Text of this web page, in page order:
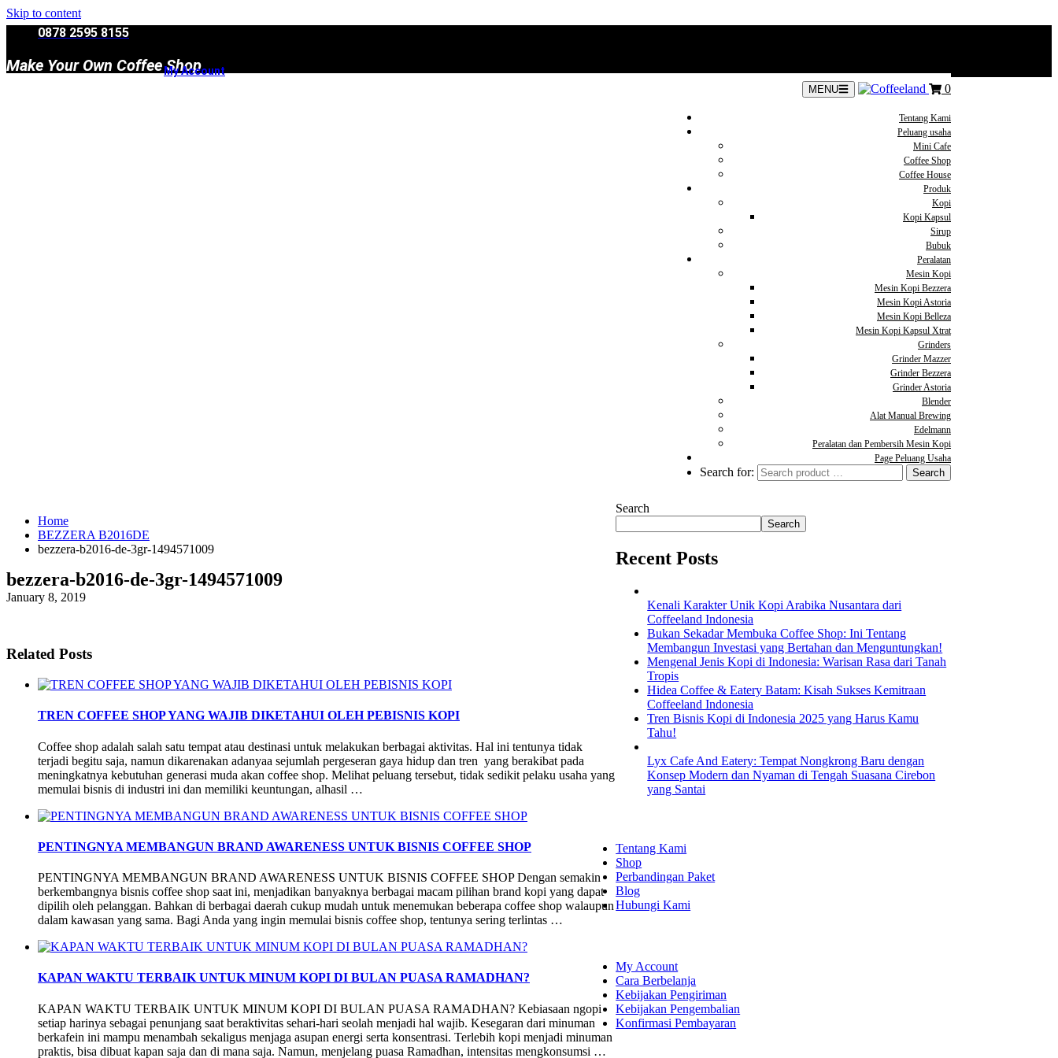
Skip to content
0878 2595 8155
Make Your Own Coffee Shop
My Account
MENU 0
Tentang Kami
Peluang usaha
Mini Cafe
Coffee Shop
Coffee House
Produk
Kopi
Kopi Kapsul
Sirup
Bubuk
Peralatan
Mesin Kopi
Mesin Kopi Bezzera
Mesin Kopi Astoria
Mesin Kopi Belleza
Mesin Kopi Kapsul Xtrat
Grinders
Grinder Mazzer
Grinder Bezzera
Grinder Astoria
Blender
Alat Manual Brewing
Edelmann
Peralatan dan Pembersih Mesin Kopi
Page Peluang Usaha
Search for:
Home
BEZZERA B2016DE
bezzera-b2016-de-3gr-1494571009
bezzera-b2016-de-3gr-1494571009
January 8, 2019
Related Posts
TREN COFFEE SHOP YANG WAJIB DIKETAHUI OLEH PEBISNIS KOPI
Coffee shop adalah salah satu tempat atau destinasi untuk melakukan berbagai aktivitas. Hal ini tentunya tidak
terjadi begitu saja, namun dikarenakan adanyaa sejumlah pergeseran gaya hidup dan tren yang berakibat pada
meningkatnya kebutuhan generasi muda akan coffee shop. Melihat peluang tersebut, tidak sedikit pelaku usaha yang
memulai bisnis di industri ini dan memiliki keuntungan, alhasil …
PENTINGNYA MEMBANGUN BRAND AWARENESS UNTUK BISNIS COFFEE SHOP
PENTINGNYA MEMBANGUN BRAND AWARENESS UNTUK BISNIS COFFEE SHOP Dengan semakin
berkembangnya bisnis coffee shop saat ini, menjadikan banyaknya berbagai macam pilihan brand kopi yang dapat
dipilih oleh pelanggan. Bahkan di berbagai daerah cukup mudah untuk menemukan beberapa coffee shop walaupun
dalam kawasan yang sama. Bagi Anda yang ingin memulai bisnis coffee shop, tentunya sering terlintas …
KAPAN WAKTU TERBAIK UNTUK MINUM KOPI DI BULAN PUASA RAMADHAN?
KAPAN WAKTU TERBAIK UNTUK MINUM KOPI DI BULAN PUASA RAMADHAN? Kebiasaan ngopi
setiap harinya sebagai penunjang saat beraktivitas sehari-hari seolah menjadi hal wajib. Kesegaran dari minuman
berkafein ini mampu menambah sekaligus menjaga asupan energi serta konsentrasi. Terlebih kopi menjadi minuman
praktis, bisa dibuat kapan saja dan di mana saja. Namun, menjelang puasa Ramadhan, intensitas mengkonsumsi …
Search
Search
Recent Posts
Kenali Karakter Unik Kopi Arabika Nusantara dari
Coffeeland Indonesia
Bukan Sekadar Membuka Coffee Shop: Ini Tentang
Membangun Investasi yang Bertahan dan Menguntungkan!
Mengenal Jenis Kopi di Indonesia: Warisan Rasa dari Tanah
Tropis
Hidea Coffee & Eatery Batam: Kisah Sukses Kemitraan
Coffeeland Indonesia
Tren Bisnis Kopi di Indonesia 2025 yang Harus Kamu
Tahu!
Lyx Cafe And Eatery: Tempat Nongkrong Baru dengan
Konsep Modern dan Nyaman di Tengah Suasana Cirebon
yang Santai
Tentang Kami
Shop
Perbandingan Paket
Blog
Hubungi Kami
My Account
Cara Berbelanja
Kebijakan Pengiriman
Kebijakan Pengembalian
Konfirmasi Pembayaran